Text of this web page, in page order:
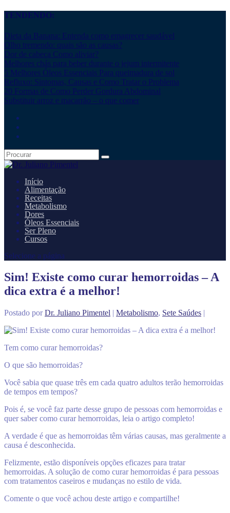
TENDENDO:
Dieta da Banana: Entenda como emagrecer saudável
Olho tremendo: quais são as causas?
Dor de cabeça Como aliviar?
Melhores chás para beber durante o jejum intermitente
5 Melhores Óleos Essenciais Para queimadura de sol
Refluxo: Sintomas, Causas e Como Tratar o Problema
20 Formas de Como Perder Gordura Abdominal
Substituir arroz e macarrão – o que comer
Início
Alimentação
Receitas
Metabolismo
Dores
Óleos Essenciais
Ser Pleno
Cursos
Selecione a página
Sim! Existe como curar hemorroidas – A
dica extra é a melhor!
Postado porDr. Juliano Pimentel | Metabolismo, Sete Saúdes |
Tem como curar hemorroidas?
O que são hemorroidas?
Você sabia que quase três em cada quatro adultos terão hemorroidas
de tempos em tempos?
Pois é, se você faz parte desse grupo de pessoas com hemorroidas e
quer saber como curar hemorroidas, leia o artigo completo!
A verdade é que as hemorroidas têm várias causas, mas geralmente a
causa é desconhecida.
Felizmente, estão disponíveis opções eficazes para tratar
hemorroidas. A solução de como curar hemorroidas é para pessoas
com tratamentos caseiros e mudanças no estilo de vida.
Comente o que você achou deste artigo e compartilhe!